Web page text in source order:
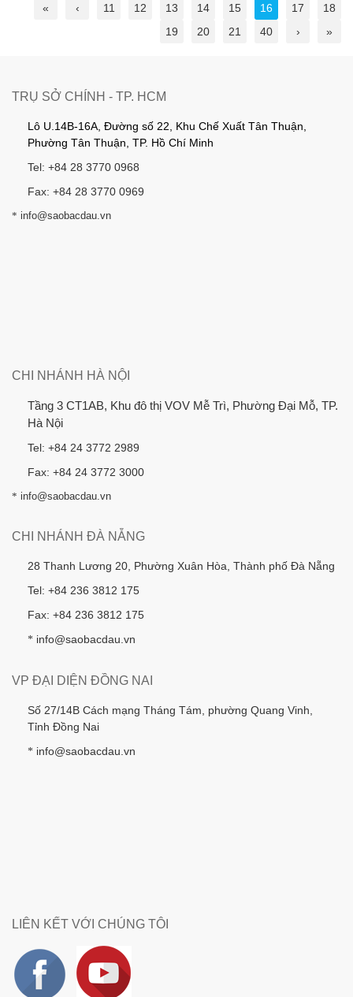
« ‹ 11 12 13 14 15 16 17
18
19
20 21 40 › »
TRỤ SỞ CHÍNH - TP. HCM
Lô U.14B-16A, Đường số 22, Khu Chế Xuất Tân Thuận,
Phường Tân Thuận, TP. Hồ Chí Minh
Tel: +84 28 3770 0968
Fax: +84 28 3770 0969
* info@saobacdau.vn
CHI NHÁNH HÀ NỘI
Tầng 3 CT1AB, Khu đô thị VOV Mễ Trì, Phường Đại Mỗ, TP.
Hà Nội
Tel: +84 24 3772 2989
Fax: +84 24 3772 3000
* info@saobacdau.vn
CHI NHÁNH ĐÀ NẴNG
28 Thanh Lương 20, Phường Xuân Hòa, Thành phố Đà Nẵng
Tel: +84 236 3812 175
Fax: +84 236 3812 175
* info@saobacdau.vn
VP ĐẠI DIỆN ĐỒNG NAI
Số 27/14B Cách mạng Tháng Tám, phường Quang Vinh,
Tỉnh Đồng Nai
* info@saobacdau.vn
LIÊN KẾT VỚI CHÚNG TÔI